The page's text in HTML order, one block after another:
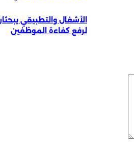
الأشغال والتطبيقي
لرفع كفاءة الموظفين